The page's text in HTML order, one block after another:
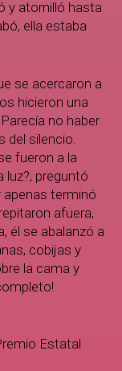
y atornilló hasta
ella estaba
se acercaron a
hicieron una
no haber
del silencio.
fueron a la
luz?, preguntó
terminó
afuera,
él se abalanzó a
cobijas y
la cama y
Estatal